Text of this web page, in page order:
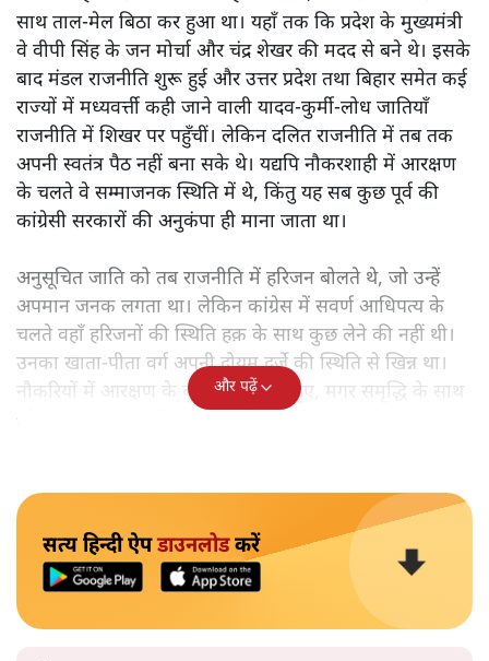
साथ ताल-मेल बिठा कर हुआ था। यहाँ तक कि प्रदेश के मुख्यमंत्री
वे वीपी सिंह के जन मोर्चा और चंद्र शेखर की मदद से बने थे। इसके
बाद मंडल राजनीति शुरू हुई और उत्तर प्रदेश तथा बिहार समेत कई
राज्यों में मध्यवर्त्ती कही जाने वाली यादव-कुर्मी-लोध जातियाँ
राजनीति में शिखर पर पहुँचीं। लेकिन दलित राजनीति में तब तक
अपनी स्वतंत्र पैठ नहीं बना सके थे। यद्यपि नौकरशाही में आरक्षण
के चलते वे सम्माजनक स्थिति में थे, किंतु यह सब कुछ पूर्व की
कांग्रेसी सरकारों की अनुकंपा ही माना जाता था।
अनुसूचित जाति को तब राजनीति में हरिजन बोलते थे, जो उन्हें
अपमान जनक लगता था। लेकिन कांग्रेस में सवर्ण आधिपत्य के
चलते वहाँ हरिजनों की स्थिति हक़ के साथ कुछ लेने की नहीं थी।
उनका खाता-पीता वर्ग अपनी दोयम दर्जे की स्थिति से खिन्न था।
नौकरियों में आरक्षण के बूते वे समृद्ध तो हुए, मगर समृद्धि के साथ
जो आत्म-सम्मान चाहिए था, वह नहीं मिल रहा था।
और पढ़ें
सत्य हिन्दी ऐपडाउनलोडकरें